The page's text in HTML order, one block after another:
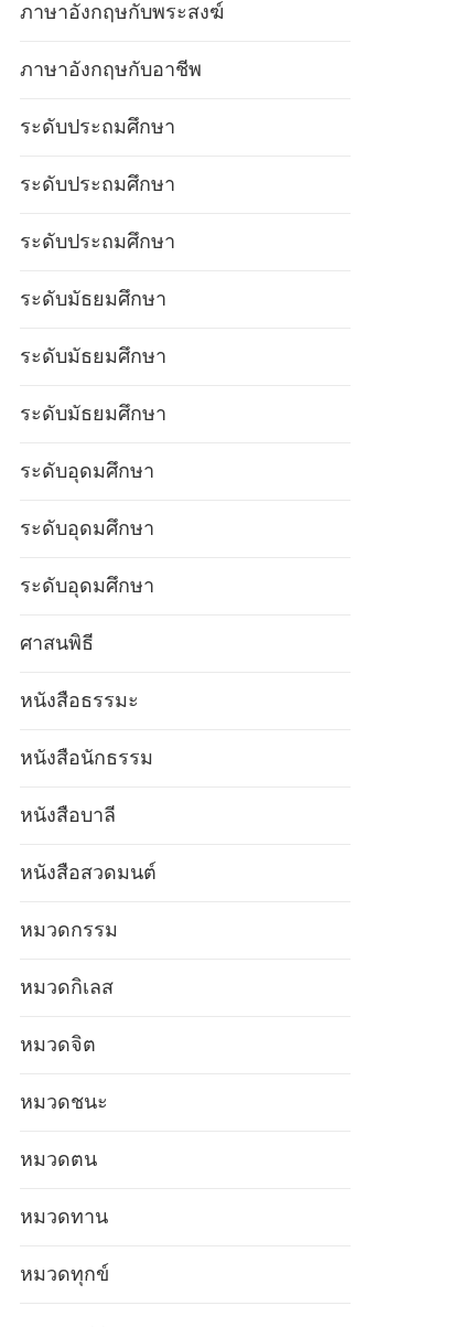
ภาษาอังกฤษกับพระสงฆ์
ภาษาอังกฤษกับอาชีพ
ระดับประถมศึกษา
ระดับประถมศึกษา
ระดับประถมศึกษา
ระดับมัธยมศึกษา
ระดับมัธยมศึกษา
ระดับมัธยมศึกษา
ระดับอุดมศึกษา
ระดับอุดมศึกษา
ระดับอุดมศึกษา
ศาสนพิธี
หนังสือธรรมะ
หนังสือนักธรรม
หนังสือบาลี
หนังสือสวดมนต์
หมวดกรรม
หมวดกิเลส
หมวดจิต
หมวดชนะ
หมวดตน
หมวดทาน
หมวดทุกข์